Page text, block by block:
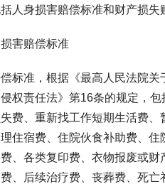
人身损害赔偿标准和财产损失
损害赔偿标准
标准，根据《最高人民法院
权责任法》第16条的规定，
费、重新找工作短期生活费
住宿费、住院伙食补助费、
、各类复印费、衣物报废或
、后续治疗费、丧葬费、死